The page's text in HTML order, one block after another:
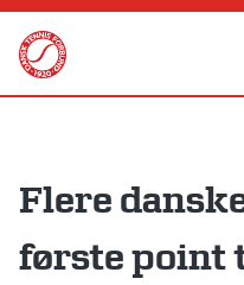
Skip
content
Flere
første point